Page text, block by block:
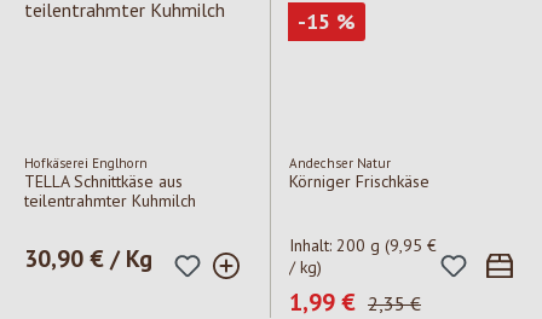
Hofkäserei Englhorn
TELLA Schnittkäse aus
teilentrahmter Kuhmilch
Regulärer Preis:
30,90 € / Kg
-15 Rabatt
%
Andechser Natur
Körniger Frischkäse
Inhalt: 200 g (9,95 €
/ kg)
Verkaufspreis:
1,99 € Regulärer Preis:
2,35 €